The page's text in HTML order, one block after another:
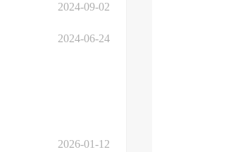
2024-09-02
2024-06-24
2026-01-12